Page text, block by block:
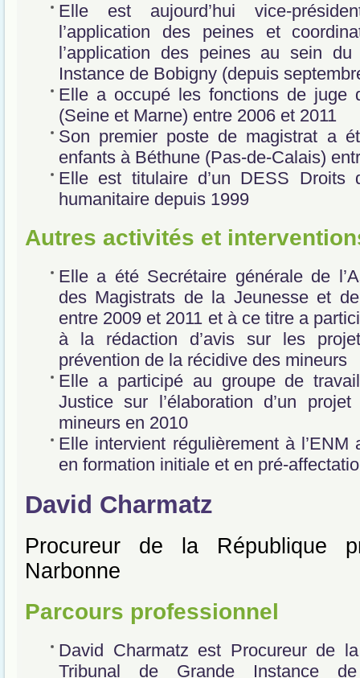
Elle est aujourd’hui vice-
l’application des peines et
l’application des peines au sein
Instance de Bobigny (depuis
Elle a occupé les fonctions de juge
(Seine et Marne) entre 2006 et 2011
Son premier poste de magistrat a
enfants à Béthune (Pas-de-Calais)
Elle est titulaire d’un DESS Droits
humanitaire depuis 1999
Autres activités et
Elle a été Secrétaire générale de
des Magistrats de la Jeunesse et
entre 2009 et 2011 et à ce titre a
à la rédaction d’avis sur les
prévention de la récidive des mineurs
Elle a participé au groupe de
Justice sur l’élaboration d’un
mineurs en 2010
Elle intervient régulièrement à l’ENM
en formation initiale et en pré-
David Charmatz
Procureur de la République
Narbonne
Parcours professionnel
David Charmatz est Procureur de
Tribunal de Grande Instance